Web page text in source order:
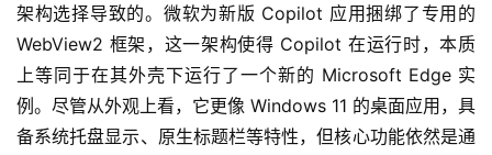
泽
绘
梦
A
架构选择导致的。微软为新版 Copilot 应用捆绑了专用的
WebView2 框架，这一架构使得 Copilot 在运行时，本质
上等同于在其外壳下运行了一个新的 Microsoft Edge 实
例。尽管从外观上看，它更像 Windows 11 的桌面应用，具
备系统托盘显示、原生标题栏等特性，但核心功能依然是通